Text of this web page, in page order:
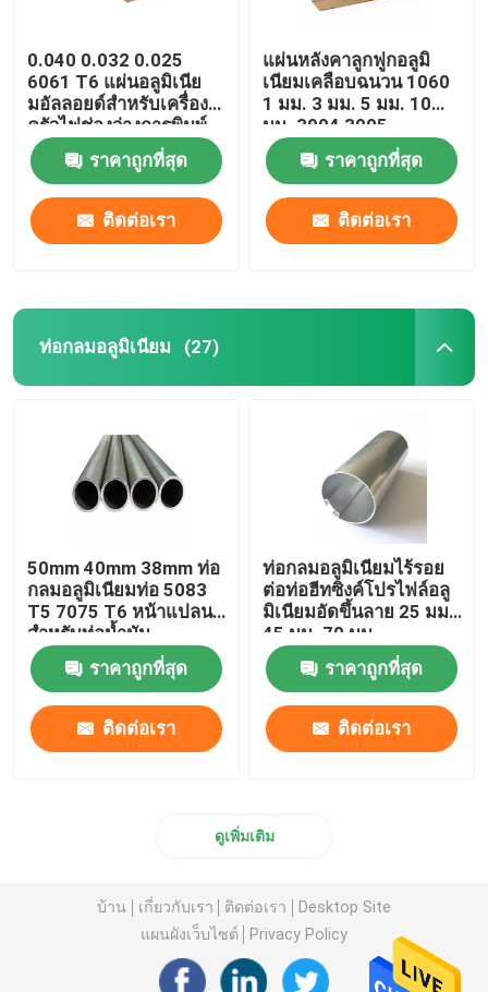
0.040 0.032 0.025
6061 T6 แผ่นอลูมิเนีย
มอัลลอยด์สำหรับเครื่อง
ครัวไฟช่องว่างการพิมพ์
ระเหิด
ราคาถูกที่สุด
ติดต่อเรา
แผ่นหลังคาลูกฟูกอลูมิ
เนียมเคลือบฉนวน 1060
1 มม. 3 มม. 5 มม. 10
มม. 3004 3005
ราคาถูกที่สุด
ติดต่อเรา
ท่อกลมอลูมิเนียม (27)
50mm 40mm 38mm ท่อ
กลมอลูมิเนียมท่อ 5083
T5 7075 T6 หน้าแปลน
สำหรับท่อน้ำมัน
ราคาถูกที่สุด
ติดต่อเรา
ท่อกลมอลูมิเนียมไร้รอย
ต่อท่อฮีทซิงค์โปรไฟล์อลู
มิเนียมอัดขึ้นลาย 25 มม.
45 มม. 70 มม.
ราคาถูกที่สุด
ติดต่อเรา
ดูเพิ่มเติม
บ้าน เกี่ยวกับเรา ติดต่อเรา
Desktop Site
แผนผังเว็บไซต์
Privacy Policy